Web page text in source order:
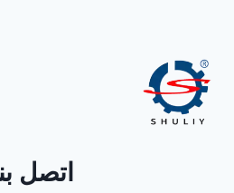
اتصل